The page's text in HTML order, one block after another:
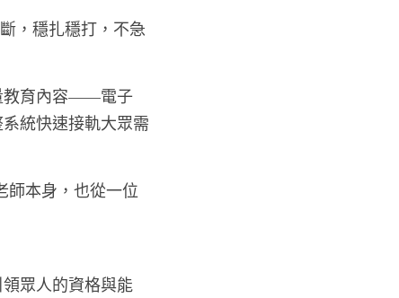
，穩扎穩打，不急
教育內容——電子
統快速接軌大眾需
師本身，也從一位
眾人的資格與能